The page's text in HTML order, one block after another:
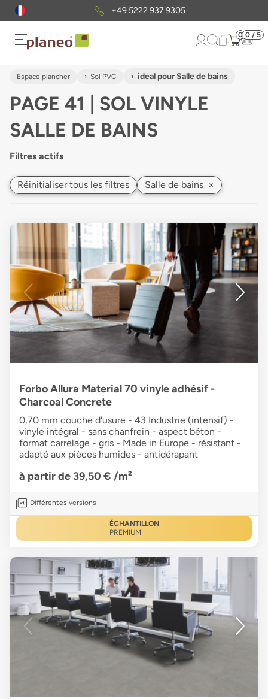
Envoi gratuit d'échantillons
0 0 / 5
Espace plancher Sol PVC ideal pour Salle de bains
PAGE 41 | SOL VINYLE
SALLE DE BAINS
Filtres actifs
Réinitialiser tous les filtres Salle de bains ×
Forbo Allura Material 70 vinyle adhésif -
Charcoal Concrete
0,70 mm couche d'usure - 43 Industrie (intensif) -
vinyle intégral - sans chanfrein - aspect béton -
format carrelage - gris - Made in Europe - résistant -
adapté aux pièces humides - antidérapant
à partir de 39,50 € /m²
Différentes versions
ÉCHANTILLON
PREMIUM